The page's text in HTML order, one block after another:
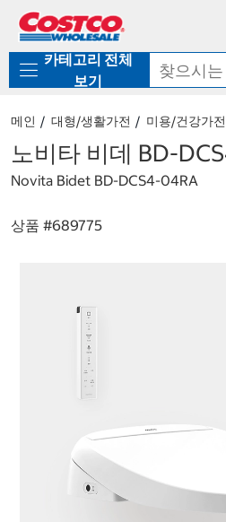
로
기
가
카테고리 전체
보기
메인 대형/생활가전 미용/건강가전
노비타 비데 BD-
Novita Bidet BD-DCS4-04RA
상품 #689775